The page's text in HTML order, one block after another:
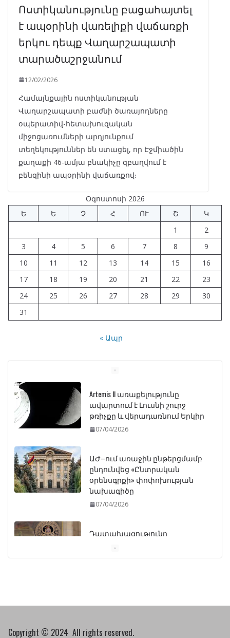
Ոստիկանությունը բացահայտել
է ապօրինի վառելիքի վաճառքի
երկու դեպք Վաղարշապատի
տարածաշրջանում
12/02/2026
Համայնքային ոստիկանության
Վաղարշապատի բաժնի ծառայողները
օպերատիվ-հետախուզական
միջոցառումների արդյունքում
տեղեկություններ են ստացել, որ Էջմիածին
քաղաքի 46-ամյա բնակիչը զբաղվում է
բենզինի ապօրինի վաճառքով։
Օգոստոսի 2026
Ե
Ե Չ Հ ՈՒ Շ
Կ
1
2
3
4 5 6 7 8
9
10
11 12 13 14 15
16
17
18 19 20 21 22
23
24
25 26 27 28 29
30
31
« Ապր
Artemis II առաքելությունը
ավարտում է Լուսնի շուրջ
թռիչքը և վերադառնում Երկիր
07/04/2026
ԱԺ–ում առաջին ընթերցմամբ
ընդունվեց «Ընտրական
օրենսգրքի» փոփոխության
նախագիծը
07/04/2026
Դատախազությունը
պաշտոնյաներ են
Copyright © 2024 All rights reserved.